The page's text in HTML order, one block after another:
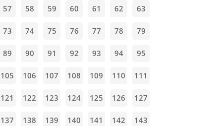
57 58 59 60 61 62 63
73 74 75 76 77 78 79
89 90 91 92 93 94 95
105 106 107 108 109 110 111
121 122 123 124 125 126 127
137 138 139 140 141 142 143